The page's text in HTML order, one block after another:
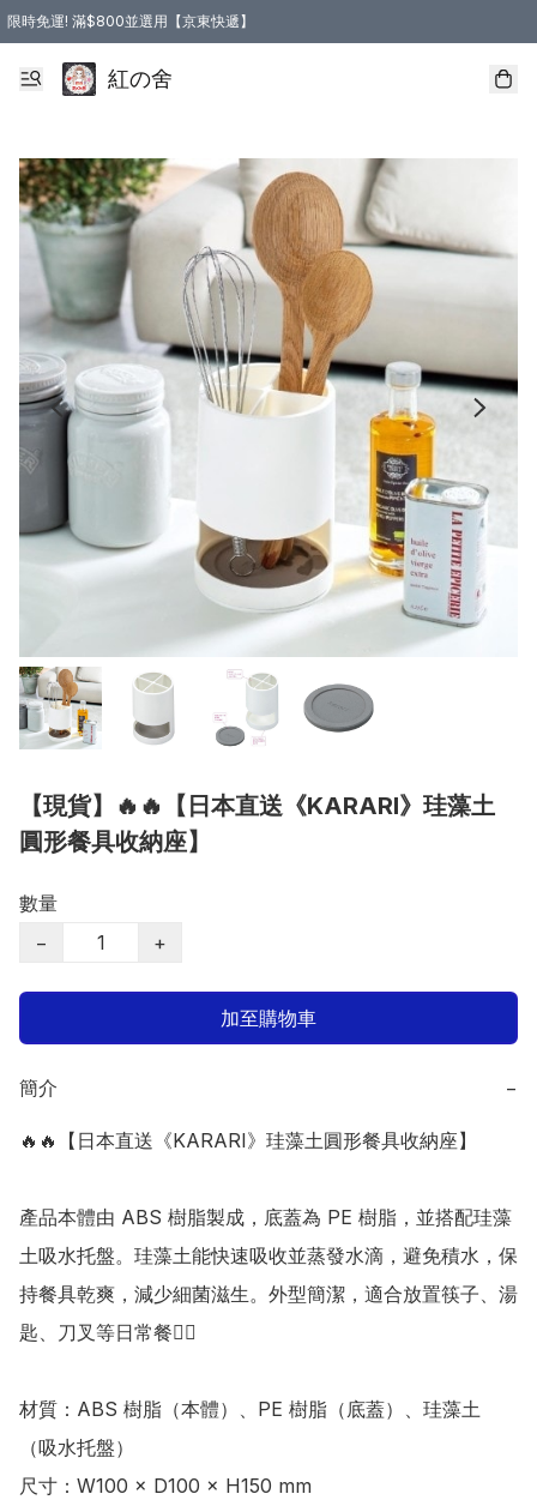
限時免運! 滿$800並選用【京東快遞】
紅の舍
【現貨】🔥🔥【日本直送《KARARI》珪藻土
圓形餐具收納座】
數量
−
+
加至購物車
簡介 −
🔥🔥【日本直送《KARARI》珪藻土圓形餐具收納座】
產品本體由 ABS 樹脂製成，底蓋為 PE 樹脂，並搭配珪藻
土吸水托盤。珪藻土能快速吸收並蒸發水滴，避免積水，保
持餐具乾爽，減少細菌滋生。外型簡潔，適合放置筷子、湯
匙、刀叉等日常餐👍🏻
材質：ABS 樹脂（本體）、PE 樹脂（底蓋）、珪藻土
（吸水托盤）
尺寸：W100 × D100 × H150 mm